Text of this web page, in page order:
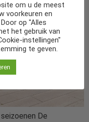
De
om u de meest
voorkeuren en
op "Alles
het gebruik van
instellingen"
te geven.